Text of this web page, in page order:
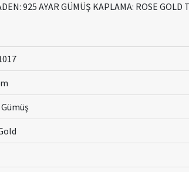
925 AYAR GÜMÜŞ KAPLAMA: ROSE GOLD